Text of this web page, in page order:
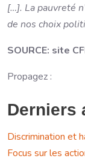
[…]. La pauvreté
de nos choix
SOURCE: site
Propagez :
Derniers
Discrimination et
Focus sur les